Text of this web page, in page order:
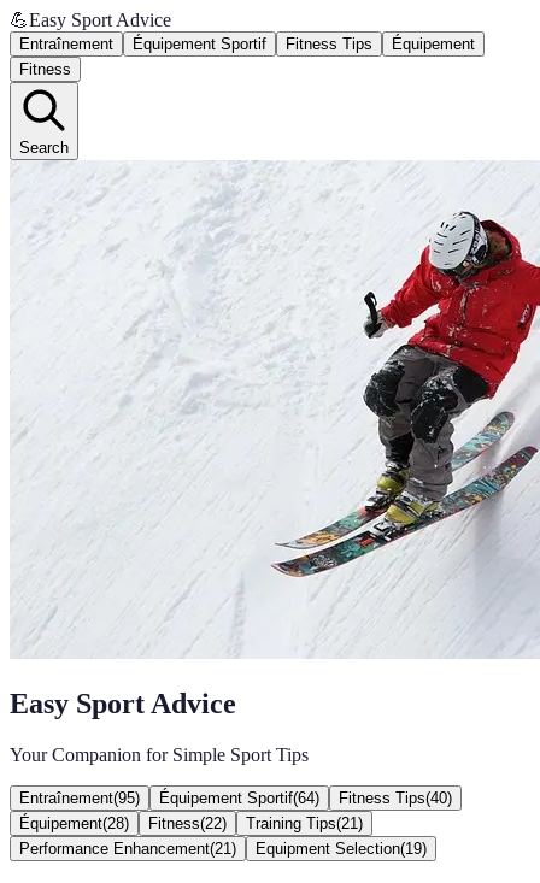
💪Easy Sport Advice
Entraînement Équipement Sportif Fitness Tips
Équipement
Fitness
Search
Easy Sport Advice
Your Companion for Simple Sport Tips
Entraînement(95) Équipement Sportif(64) Fitness Tips(40)
Équipement(28) Fitness(22) Training Tips(21 )
Performance Enhancement(21 ) Equipment Selection(19)